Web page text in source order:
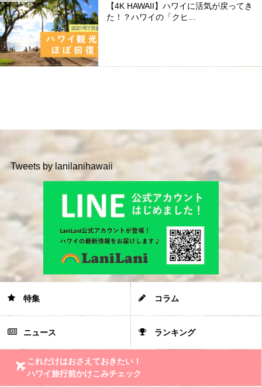
【4K HAWAII】ハワイに活気が戻ってき
た！？ハワイの「クヒ...
Tweets by lanilanihawaii
特集 コラム
ニュース ランキング
これだけはおさえておきたい！
ハワイ旅行前かけこみチェック